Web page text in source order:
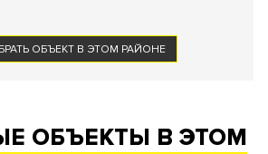
ОБЪЕКТ В ЭТОМ РАЙОНЕ
ОБЪЕКТЫ В ЭТОМ